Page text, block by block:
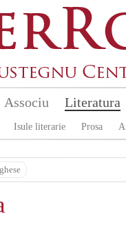
Associu Literatura
Isule literarie Prosa